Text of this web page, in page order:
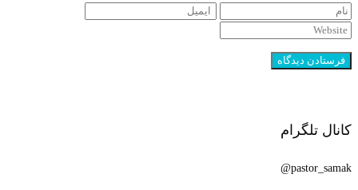
کانال تلگرام
pastor_samak@